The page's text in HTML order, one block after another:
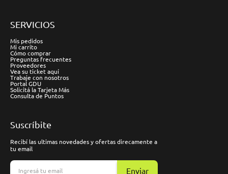
SERVICIOS
Mis pedidos
Mi carrito
Cómo comprar
Preguntas frecuentes
Proveedores
Vea su ticket aquí
Trabaje con nosotros
Portal GDU
Solicitá la Tarjeta Más
Consulta de Puntos
Suscríbite
Recibí las ultimas novedades y ofertas direcamente a
tu email
Enviar